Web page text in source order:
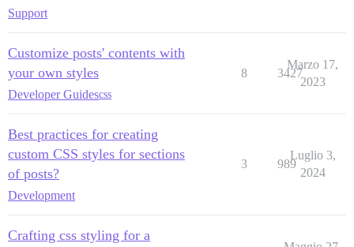
Support
Customize posts' contents with
your own styles
Developer Guidescss
8 3427
Marzo 17,
2023
Best practices for creating
custom CSS styles for sections
of posts?
Development
3 989
Luglio 3,
2024
Crafting css styling for a